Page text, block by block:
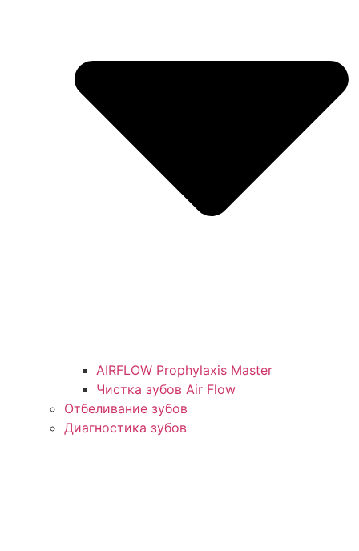
AIRFLOW Prophylaxis Master
Чистка зубов Air Flow
Отбеливание зубов
Диагностика зубов